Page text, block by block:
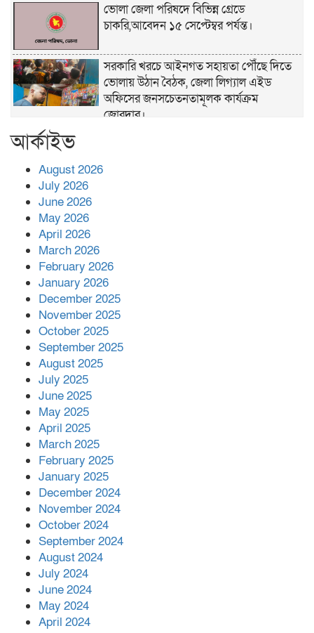
ভোলা জেলা পরিষদে বিভিন্ন গ্রেডে
চাকরি,আবেদন ১৫ সেপ্টেম্বর পর্যন্ত।
সরকারি খরচে আইনগত সহায়তা পৌঁছে দিতে
ভোলায় উঠান বৈঠক, জেলা লিগ্যাল এইড
অফিসের জনসচেতনতামূলক কার্যক্রম
জোরদার।
পাশে দাঁড়িয়ে শুনলেন সেবার বাস্তব চিত্র
খাল পুনঃখননে সাশ্রয়,সরকারি কোষাগারে ফিরল
২ কোটি ২০ লাখ টাকা।সততার অনন্য দৃষ্টান্ত
স্থাপন করলেন ইউএনও বেদবতী মিস্ত্রী।
আর্কাইভ
August 2026
July 2026
June 2026
May 2026
April 2026
March 2026
February 2026
January 2026
December 2025
November 2025
October 2025
September 2025
August 2025
July 2025
June 2025
May 2025
April 2025
March 2025
February 2025
January 2025
December 2024
November 2024
October 2024
September 2024
August 2024
July 2024
June 2024
May 2024
April 2024